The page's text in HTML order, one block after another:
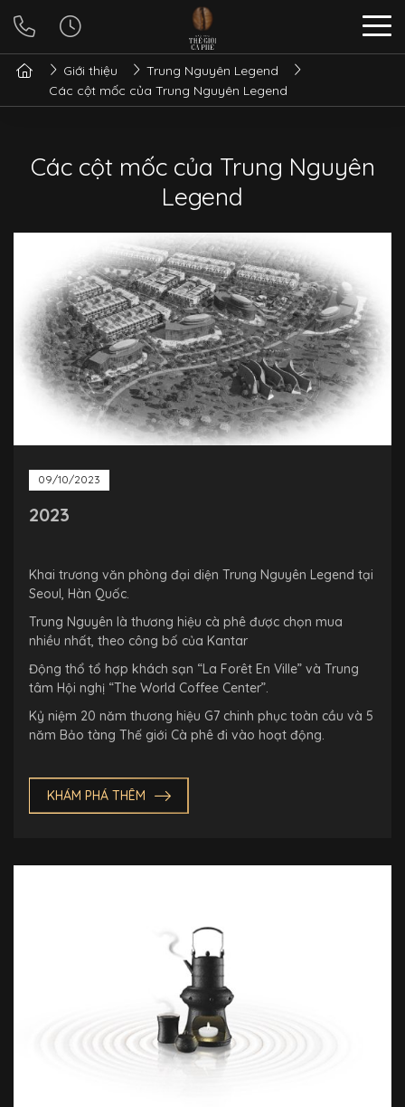
Giới thiệu
Trung Nguyên Legend
Các cột mốc của Trung Nguyên Legend
Các cột mốc của Trung Nguyên
Legend
09/10/2023
2023
Khai trương văn phòng đại diện Trung Nguyên Legend tại
Seoul, Hàn Quốc.
Trung Nguyên là thương hiệu cà phê được chọn mua
nhiều nhất, theo công bố của Kantar
Động thổ tổ hợp khách sạn “La Forêt En Ville” và Trung
tâm Hội nghị “The World Coffee Center”.
Kỷ niệm 20 năm thương hiệu G7 chinh phục toàn cầu và 5
năm Bảo tàng Thế giới Cà phê đi vào hoạt động.
KHÁM PHÁ THÊM